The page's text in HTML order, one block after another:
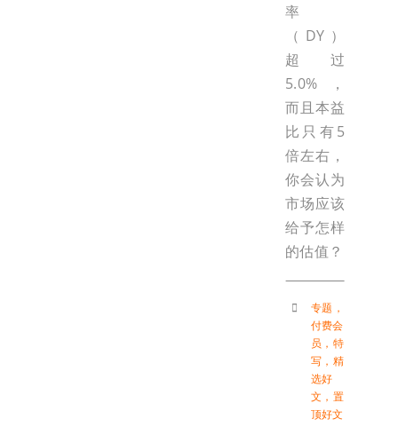
率
（DY）
超过
5.0%，
而且本益
比只有5
倍左右，
你会认为
市场应该
给予怎样
的估值？
专题 ，
付费会
员 ， 特
写 ， 精
选好
文 ， 置
顶好文